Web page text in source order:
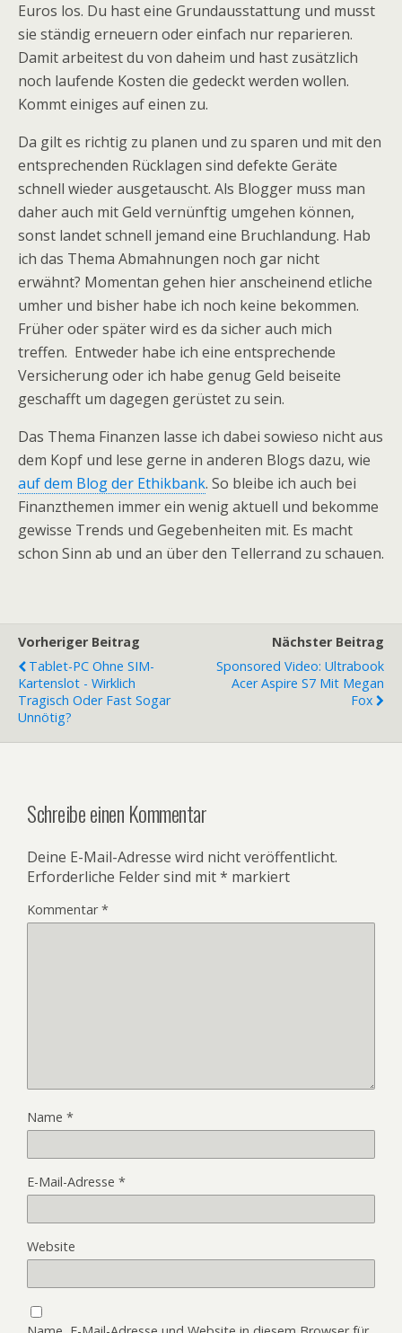
Euros los. Du hast eine Grundausstattung und musst
sie ständig erneuern oder einfach nur reparieren.
Damit arbeitest du von daheim und hast zusätzlich
noch laufende Kosten die gedeckt werden wollen.
Kommt einiges auf einen zu.
Da gilt es richtig zu planen und zu sparen und mit den
entsprechenden Rücklagen sind defekte Geräte
schnell wieder ausgetauscht. Als Blogger muss man
daher auch mit Geld vernünftig umgehen können,
sonst landet schnell jemand eine Bruchlandung. Hab
ich das Thema Abmahnungen noch gar nicht
erwähnt? Momentan gehen hier anscheinend etliche
umher und bisher habe ich noch keine bekommen.
Früher oder später wird es da sicher auch mich
treffen. Entweder habe ich eine entsprechende
Versicherung oder ich habe genug Geld beiseite
geschafft um dagegen gerüstet zu sein.
Das Thema Finanzen lasse ich dabei sowieso nicht aus
dem Kopf und lese gerne in anderen Blogs dazu, wie
auf dem Blog der Ethikbank. So bleibe ich auch bei
Finanzthemen immer ein wenig aktuell und bekomme
gewisse Trends und Gegebenheiten mit. Es macht
schon Sinn ab und an über den Tellerrand zu schauen.
Vorheriger Beitrag
Tablet-PC Ohne SIM-
Kartenslot - Wirklich
Tragisch Oder Fast Sogar
Unnötig?
Nächster Beitrag
Sponsored Video: Ultrabook
Acer Aspire S7 Mit Megan
Fox
Schreibe einen Kommentar
Deine E-Mail-Adresse wird nicht veröffentlicht.
Erforderliche Felder sind mit* markiert
Kommentar*
Name *
E-Mail-Adresse *
Website